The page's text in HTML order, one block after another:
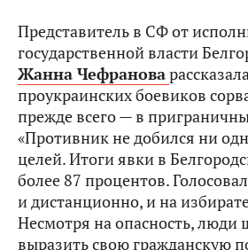
Представитель в СФ от
государственной власти
Жанна Чефранова
проукраинских боевиков
прежде всего — в
«Противник не добился ни
целей. Итоги явки в
более 87 процентов.
и дистанционно, и на
Несмотря на опасность, люди
выразить свою гражданскую